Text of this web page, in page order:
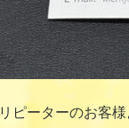
ピーターのお客